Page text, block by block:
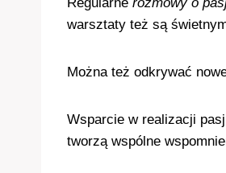
warsztaty też są
Można też odkrywać
Wsparcie w realizacji
tworzą wspólne